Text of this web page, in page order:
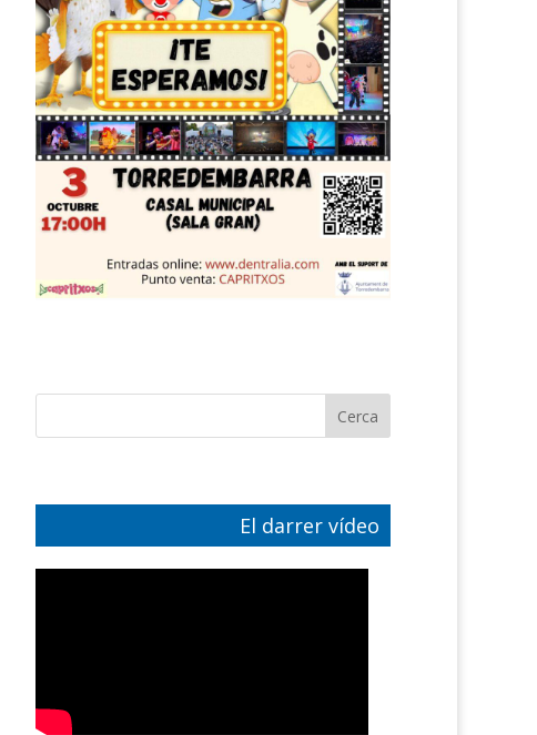
El darrer vídeo